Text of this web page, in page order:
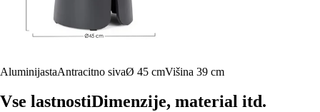
AluminijastaAntracitno sivaØ 45 cmVišina 39 cm
Vse lastnostiDimenzije, material itd.